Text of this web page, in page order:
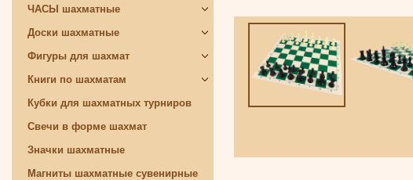
ЧАСЫ шахматные
Доски шахматные
Фигуры для шахмат
Книги по шахматам
Кубки для шахматных турниров
Свечи в форме шахмат
Значки шахматные
Магниты шахматные сувенирные